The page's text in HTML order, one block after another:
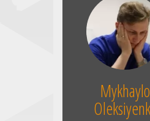
Mykhaylo